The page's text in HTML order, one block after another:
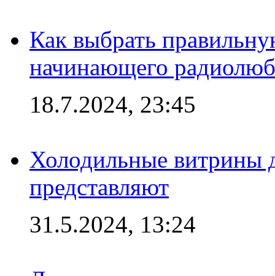
Как выбрать
начинающего
18.7.2024, 23:45
Холодильные витрины
представляют
31.5.2024, 13:24